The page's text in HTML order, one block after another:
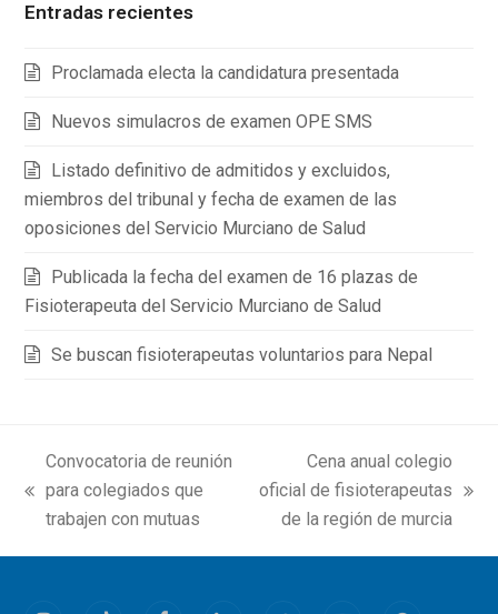
Entradas recientes
Proclamada electa la candidatura presentada
Nuevos simulacros de examen OPE SMS
Listado definitivo de admitidos y excluidos,
miembros del tribunal y fecha de examen de las
oposiciones del Servicio Murciano de Salud
Publicada la fecha del examen de 16 plazas de
Fisioterapeuta del Servicio Murciano de Salud
Se buscan fisioterapeutas voluntarios para Nepal
previous
post:
Convocatoria de reunión
para colegiados que
trabajen con mutuas
next
post:
Cena anual colegio
oficial de fisioterapeutas
de la región de murcia